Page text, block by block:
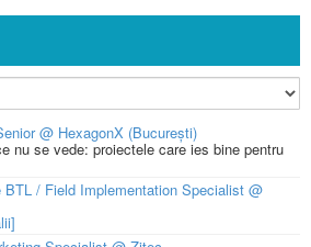
@ HexagonX (București)
nu se vede: proiectele care ies bine pentru
/ Field Implementation Specialist @